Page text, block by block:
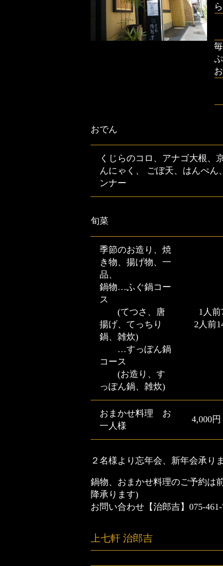
おでん
くじらのコロ、アナゴ大根、
んにゃく、 ごぼ天、はんぺ
ンナー
旬菜
季節のお造り、焼
き物、揚げ物、一
品、
鍋物…ふぐ鍋コー
ス
(てつさ、唐
揚げ、てっちり
鍋、雑炊)
…すっぽん鍋
コース
(お造り、す
っぽん鍋、雑炊)
1人
2人前
おまかせ料理 お
一人様
4,000
２名様より忘年会、新年会承り
鍋物、おまかせ料理のご予約は
降承ります)
お問い合わせ【治郎吉】075-461-
上七軒 治郎吉